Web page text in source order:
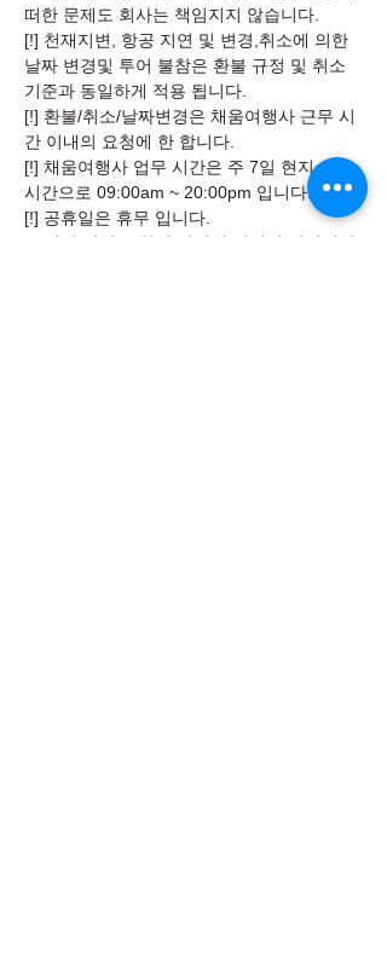
떠한 문제도 회사는 책임지지 않습니다.
[!] 천재지변, 항공 지연 및 변경,취소에 의한
날짜 변경및 투어 불참은 환불 규정 및 취소
기준과 동일하게 적용 됩니다.
[!] 환불/취소/날짜변경은 채움여행사 근무 시
간 이내의 요청에 한 합니다.
[!] 채움여행사 업무 시간은 주 7일 현지 기준
시간으로 09:00am ~ 20:00pm 입니다.
[!] 공휴일은 휴무 입니다.
[!] 여행 일정은 현지 사정에 의해서 변경되거